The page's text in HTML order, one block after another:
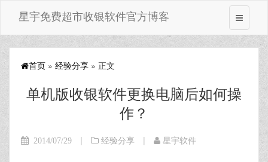
星宇免费超市收银软件官方博客
首页 » 经验分享 » 正文
单机版收银软件更换电脑后如何操
作？
2014/07/29 | 经验分享 | 星宇软件